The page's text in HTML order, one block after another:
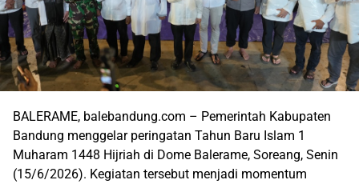
BALERAME, balebandung.com – Pemerintah Kabupaten
Bandung menggelar peringatan Tahun Baru Islam 1
Muharam 1448 Hijriah di Dome Balerame, Soreang, Senin
(15/6/2026). Kegiatan tersebut menjadi momentum